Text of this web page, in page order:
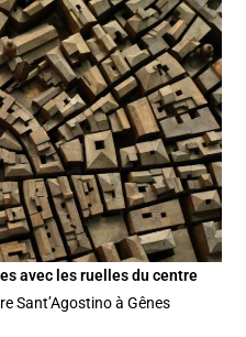
avec les ruelles du centre
Sant’Agostino à Gênes